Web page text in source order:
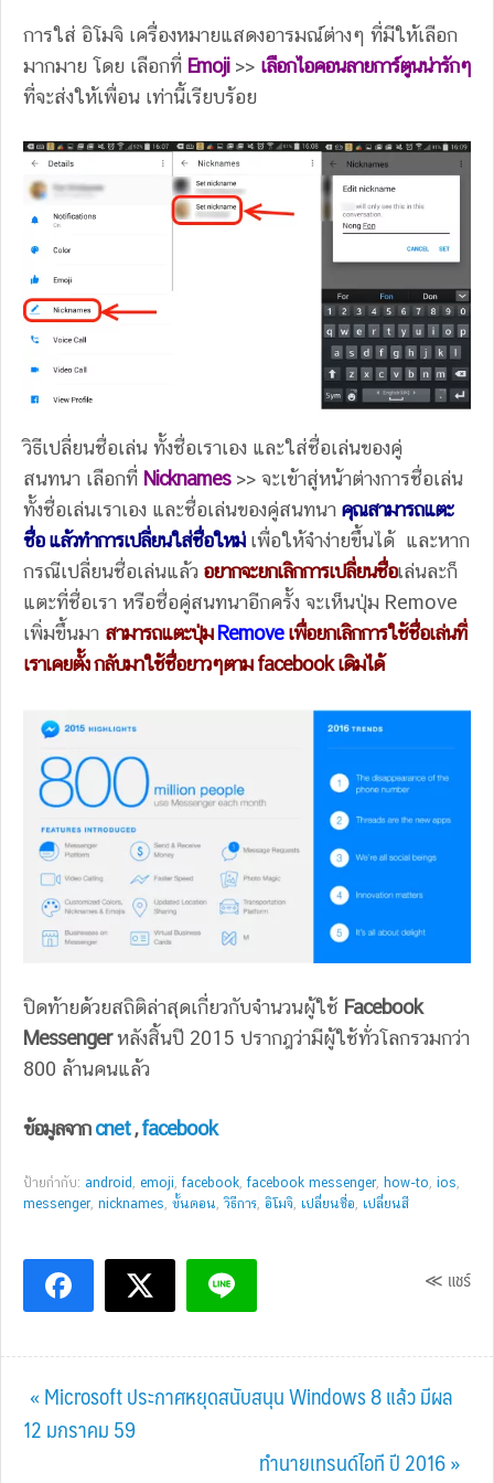
การใส่ อิโมจิ เครื่องหมายแสดงอารมณ์ต่างๆ ที่มีให้เลือก
มากมาย โดย เลือกที่ Emoji>> เลือกไอคอนลายการ์ตูนน่ารักๆ
ที่จะส่งให้เพื่อน เท่านี้เรียบร้อย
วิธีเปลี่ยนชื่อเล่น ทั้งชื่อเราเอง และใส่ชื่อเล่นของคู่
สนทนา เลือกที่ Nicknames>> จะเข้าสู่หน้าต่างการชื่อเล่น
ทั้งชื่อเล่นเราเอง และชื่อเล่นของคู่สนทนา คุณสามารถแตะ
ชื่อ แล้วทำการเปลี่ยนใส่ชื่อใหม่เพื่อให้จำง่ายขึ้นได้ และหาก
กรณีเปลี่ยนชื่อเล่นแล้ว อยากจะยกเลิกการเปลี่ยนชื่อเล่นละก็
แตะที่ชื่อเรา หรือชื่อคู่สนทนาอีกครั้ง จะเห็นปุ่ม Remove
เพิ่มขึ้นมา สามารถแตะปุ่มRemoveเพื่อยกเลิกการใช้ชื่อเล่นที่
เราเคยตั้ง กลับมาใช้ชื่อยาวๆตาม facebook เดิมได้
ปิดท้ายด้วยสถิติล่าสุดเกี่ยวกับจำนวนผู้ใช้ Facebook
Messengerหลังสิ้นปี 2015 ปรากฎว่ามีผู้ใช้ทั่วโลกรวมกว่า
800 ล้านคนแล้ว
ข้อมูลจากcnet,facebook
ป้ายกำกับ: android , emoji,facebook,facebook messenger, how-to, ios,
messenger, nicknames, ขั้นตอน,วิธีการ, อิโมจิ, เปลี่ยนชื่อ, เปลี่ยนสี
≪ แชร์
Previous
Post:
« Microsoft ประกาศหยุดสนับสนุน Windows 8 แล้ว มีผล
12 มกราคม 59
Next
ทำนายเทรนด์ไอที ปี 2016 »